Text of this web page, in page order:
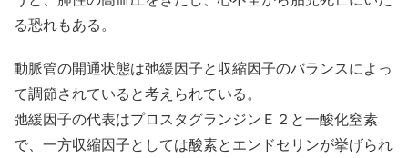
る恐れもある。
動脈管の開通状態は弛緩因子と収縮因子のバランスによっ
て調節されていると考えられている。
弛緩因子の代表はプロスタグランジンＥ２と一酸化窒素
で、一方収縮因子としては酸素とエンドセリンが挙げられ